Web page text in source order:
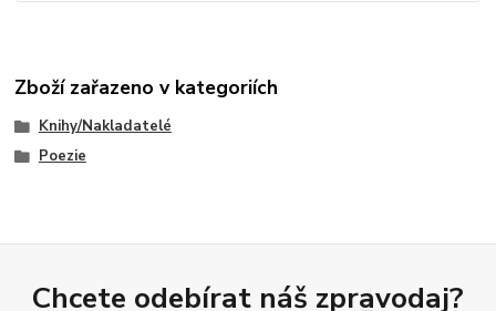
Zboží zařazeno v kategoriích
Knihy/Nakladatelé
Poezie
Chcete odebírat náš zpravodaj?